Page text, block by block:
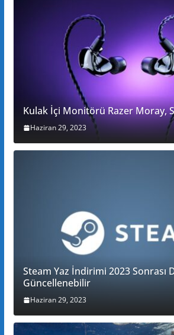
Kulak İçi Monitörü Razer Moray,
Haziran 29, 2023
Steam Yaz İndirimi 2023 Sonrası
Güncellenebilir
Haziran 29, 2023